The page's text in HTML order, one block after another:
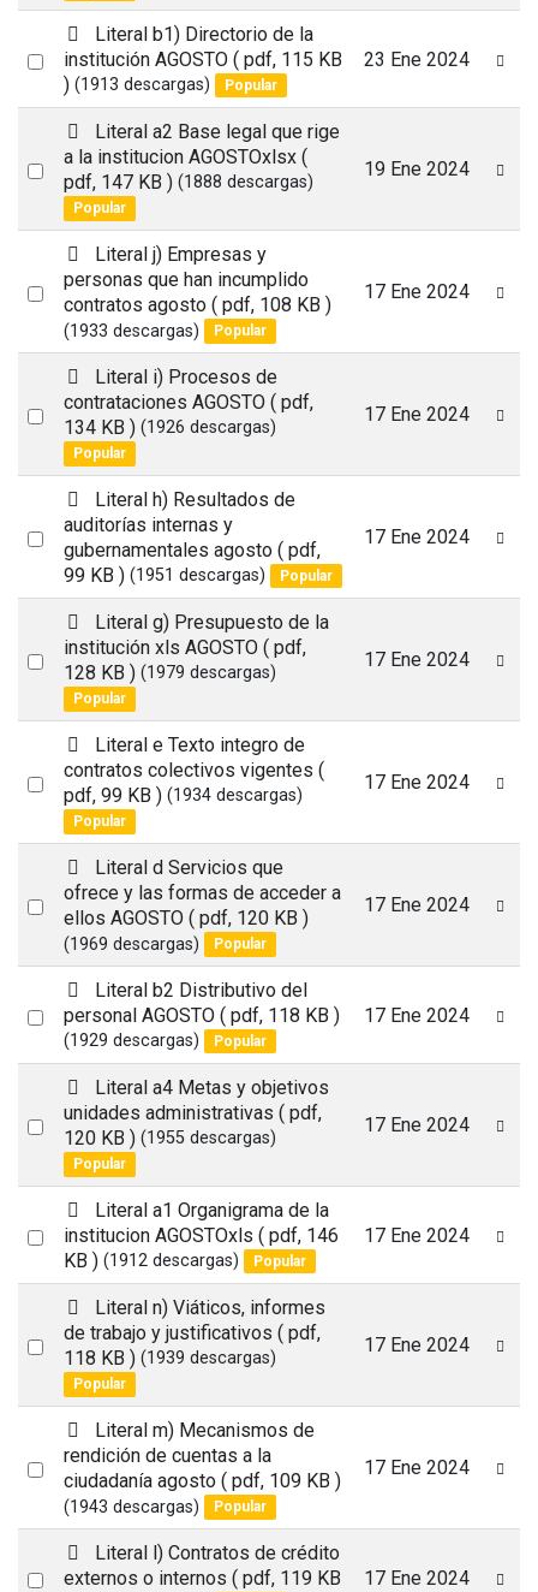
item
Select
p
d
f
Literal b1) Directorio de la
institución AGOSTO ( pdf, 115 KB
) (1913 descargas) Popular
23 Ene 2024
Select
item
p
d
f
Literal a2 Base legal que rige
a la institucion AGOSTOxlsx (
pdf, 147 KB ) (1888 descargas)
Popular
19 Ene 2024
Select
item
p
d
f
Literal j) Empresas y
personas que han incumplido
contratos agosto ( pdf, 108 KB )
(1933 descargas) Popular
17 Ene 2024
Select
item
p
d
f
Literal i) Procesos de
contrataciones AGOSTO ( pdf,
134 KB ) (1926 descargas)
Popular
17 Ene 2024
Select
item
p
d
f
Literal h) Resultados de
auditorías internas y
gubernamentales agosto ( pdf,
99 KB ) (1951 descargas) Popular
17 Ene 2024
Select
item
p
d
f
Literal g) Presupuesto de la
institución xls AGOSTO ( pdf,
128 KB ) (1979 descargas)
Popular
17 Ene 2024
Select
item
p
d
f
Literal e Texto integro de
contratos colectivos vigentes (
pdf, 99 KB ) (1934 descargas)
Popular
17 Ene 2024
Select
item
p
d
f
Literal d Servicios que
ofrece y las formas de acceder a
ellos AGOSTO ( pdf, 120 KB )
(1969 descargas) Popular
17 Ene 2024
Select
p
d
f
Literal b2 Distributivo del
personal AGOSTO ( pdf, 118 KB )
(1929 descargas) Popular
17 Ene 2024
Select
item
p
d
f
Literal a4 Metas y objetivos
unidades administrativas ( pdf,
120 KB ) (1955 descargas)
Popular
17 Ene 2024
Select
p
d
f
Literal a1 Organigrama de la
institucion AGOSTOxls ( pdf, 146
KB ) (1912 descargas) Popular
17 Ene 2024
Select
item
p
d
f
Literal n) Viáticos, informes
de trabajo y justificativos ( pdf,
118 KB ) (1939 descargas)
Popular
17 Ene 2024
Select
item
p
d
f
Literal m) Mecanismos de
rendición de cuentas a la
ciudadanía agosto ( pdf, 109 KB )
(1943 descargas) Popular
17 Ene 2024
Select
p
d
Literal l) Contratos de crédito
externos o internos ( pdf, 119 KB
17 Ene 2024